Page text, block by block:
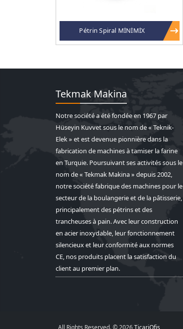
Pétrin Spiral MİNİMİX
Tekmak Makina
Notre société a été fondée en 1967 par
Hüseyin Kuvvet sous le nom de « Teknik-
Elek » et est devenue pionnière dans la
fabrication de machines à tamiser la farine
en Turquie. Poursuivant ses activités sous le
nom de « Tekmak Makina » depuis 2002,
notre société fabrique des machines pour le
secteur de la boulangerie et de la pâtisserie,
principalement des pétrins et des
trancheuses à pain. Avec leur construction
en acier inoxydable, leur fonctionnement
silencieux et leur conformité aux normes
CE, nos produits placent la satisfaction du
client au premier plan.
All Rights Reserved. © 2026TicariOfis